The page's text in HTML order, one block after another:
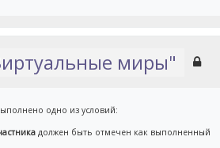
миры"
одно из условий:
должен быть отмечен как выполненный